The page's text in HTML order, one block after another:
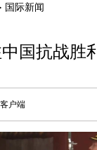
国际新闻
国抗战胜
户端